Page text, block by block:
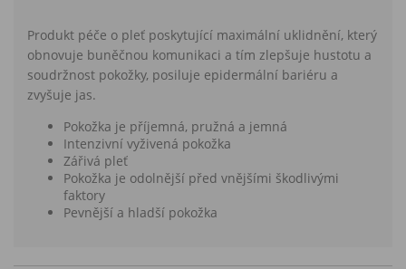
Produkt péče o pleť poskytující maximální uklidnění, který
obnovuje buněčnou komunikaci a tím zlepšuje hustotu a
soudržnost pokožky, posiluje epidermální bariéru a
zvyšuje jas.
Pokožka je příjemná, pružná a jemná
Intenzivní vyživená pokožka
Zářivá pleť
Pokožka je odolnější před vnějšími škodlivými
faktory
Pevnější a hladší pokožka